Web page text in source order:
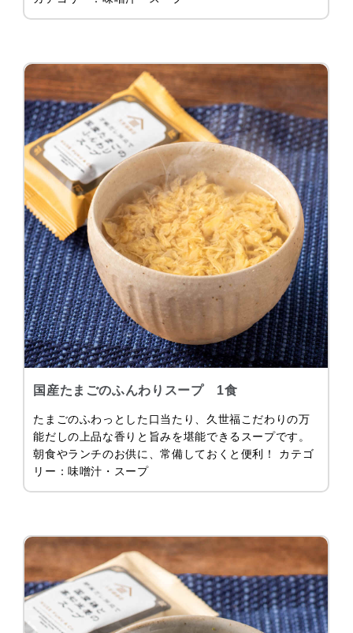
国産たまごのふんわりスープ 1食
たまごのふわっとした口当たり、久世福こだわりの万
能だしの上品な香りと旨みを堪能できるスープです。
朝食やランチのお供に、常備しておくと便利！ カテゴ
リー：味噌汁・スープ